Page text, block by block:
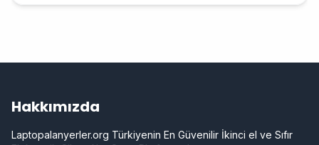
Hakkımızda
Laptopalanyerler.org Türkiyenin En Güvenilir İkinci el ve Sıfır